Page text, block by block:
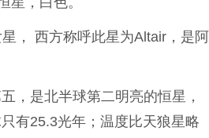
， 西方称呼此星为Altair，是阿
，是北半球第二明亮的恒星，
有25.3光年；温度比天狼星略